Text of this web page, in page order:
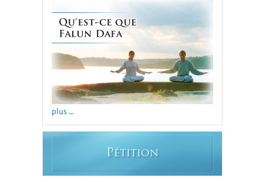
plus ...
PÉTITION